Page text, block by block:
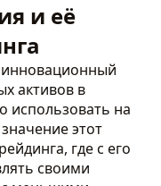
и её
инновационный
активов в
использовать на
этот
где с его
своими